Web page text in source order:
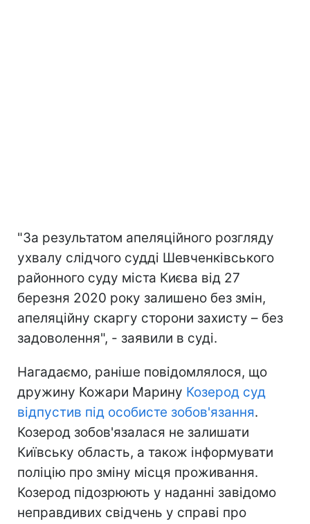
"За результатом апеляційного розгляду
ухвалу слідчого судді Шевченківського
районного суду міста Києва від 27
березня 2020 року залишено без змін,
апеляційну скаргу сторони захисту – без
задоволення", - заявили в суді.
Нагадаємо, раніше повідомлялося, що
дружину Кожари Марину Козерод суд
відпустив під особисте зобов'язання.
Козерод зобов'язалася не залишати
Київську область, а також інформувати
поліцію про зміну місця проживання.
Козерод підозрюють у наданні завідомо
неправдивих свідчень у справі про